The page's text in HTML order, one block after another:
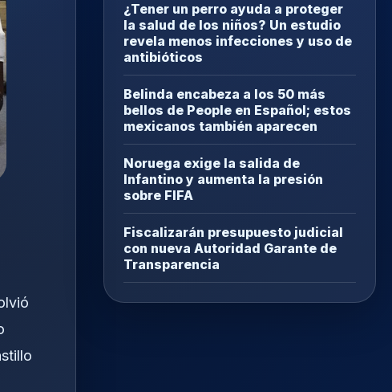
¿Tener un perro ayuda a proteger
la salud de los niños? Un estudio
revela menos infecciones y uso de
antibióticos
Belinda encabeza a los 50 más
bellos de People en Español; estos
mexicanos también aparecen
Noruega exige la salida de
Infantino y aumenta la presión
sobre FIFA
Fiscalizarán presupuesto judicial
con nueva Autoridad Garante de
Transparencia